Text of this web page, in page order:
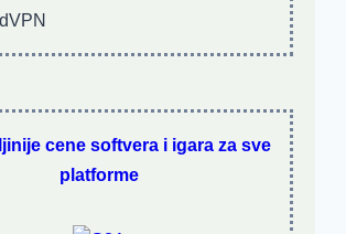
cene softvera i igara za sve
platforme